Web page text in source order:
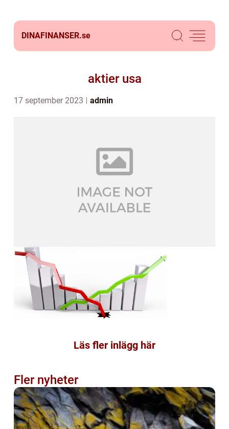
DINAFINANSER.se
aktier usa
17 september 2023 admin
Läs fler inlägg här
Fler nyheter